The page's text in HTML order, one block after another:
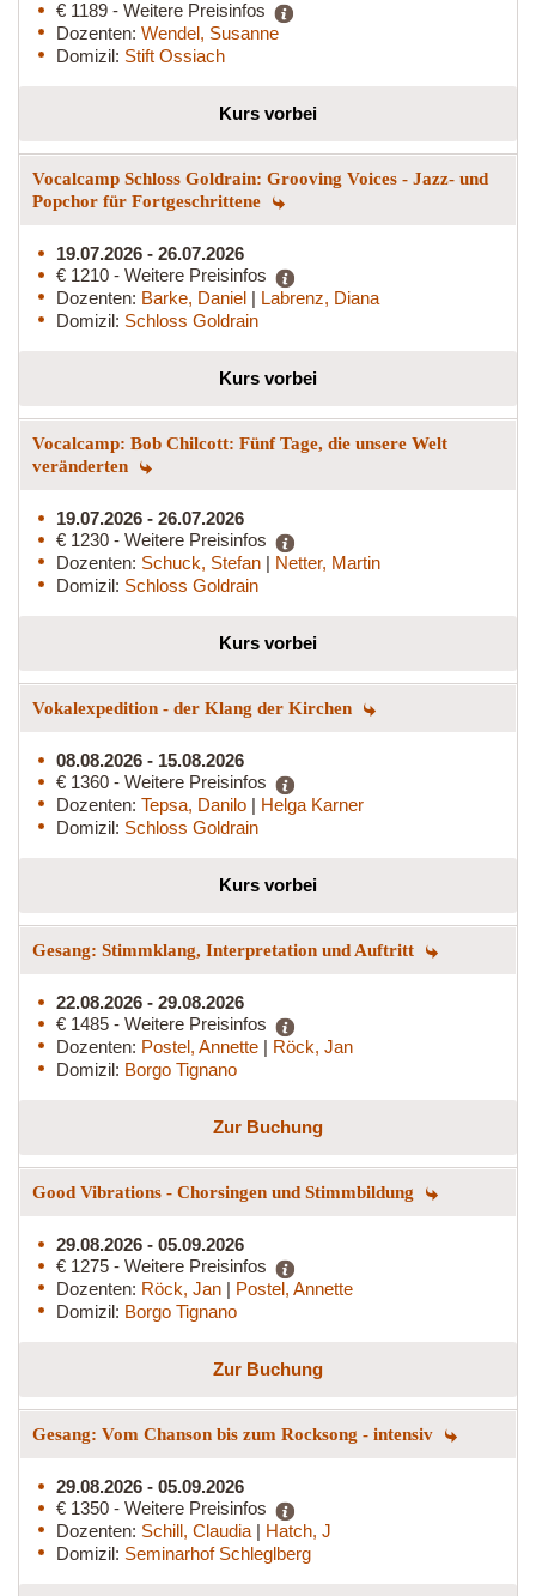
€ 1189 - Weitere Preisinfos
Dozenten: Wendel, Susanne
Domizil: Stift Ossiach
Kurs vorbei
Vocalcamp Schloss Goldrain: Grooving Voices - Jazz- und
Popchor für Fortgeschrittene
19.07.2026 - 26.07.2026
€ 1210 - Weitere Preisinfos
Dozenten: Barke, Daniel | Labrenz, Diana
Domizil: Schloss Goldrain
Kurs vorbei
Vocalcamp: Bob Chilcott: Fünf Tage, die unsere Welt
veränderten
19.07.2026 - 26.07.2026
€ 1230 - Weitere Preisinfos
Dozenten: Schuck, Stefan | Netter, Martin
Domizil: Schloss Goldrain
Kurs vorbei
Vokalexpedition - der Klang der Kirchen
08.08.2026 - 15.08.2026
€ 1360 - Weitere Preisinfos
Dozenten: Tepsa, Danilo | Helga Karner
Domizil: Schloss Goldrain
Kurs vorbei
Gesang: Stimmklang, Interpretation und Auftritt
22.08.2026 - 29.08.2026
€ 1485 - Weitere Preisinfos
Dozenten: Postel, Annette | Röck, Jan
Domizil: Borgo Tignano
Zur Buchung
Good Vibrations - Chorsingen und Stimmbildung
29.08.2026 - 05.09.2026
€ 1275 - Weitere Preisinfos
Dozenten: Röck, Jan | Postel, Annette
Domizil: Borgo Tignano
Zur Buchung
Gesang: Vom Chanson bis zum Rocksong - intensiv
29.08.2026 - 05.09.2026
€ 1350 - Weitere Preisinfos
Dozenten: Schill, Claudia | Hatch, J
Domizil: Seminarhof Schleglberg